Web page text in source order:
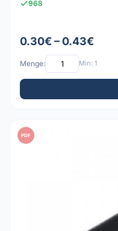
968
0.30€ – 0.43€
Menge: Min: 1
PDF